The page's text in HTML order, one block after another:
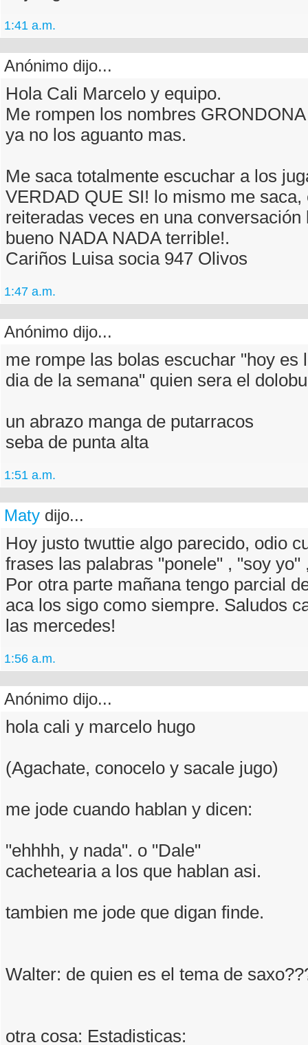
1:41 a.m.
Anónimo dijo...
Hola Cali Marcelo y equipo.
Me rompen los nombres
ya no los aguanto mas.
Me saca totalmente escuchar a los
VERDAD QUE SI! lo mismo me saca,
reiteradas veces en una conversación
bueno NADA NADA terrible!.
Cariños Luisa socia 947 Olivos
1:47 a.m.
Anónimo dijo...
me rompe las bolas escuchar "hoy es
dia de la semana" quien sera el
un abrazo manga de putarracos
seba de punta alta
1:51 a.m.
Maty dijo...
Hoy justo twuttie algo parecido, odio
frases las palabras "ponele" , "soy yo"
Por otra parte mañana tengo parcial
aca los sigo como siempre. Saludos
las mercedes!
1:56 a.m.
Anónimo dijo...
hola cali y marcelo hugo
(Agachate, conocelo y sacale jugo)
me jode cuando hablan y dicen:
"ehhhh, y nada". o "Dale"
cachetearia a los que hablan asi.
tambien me jode que digan finde.
Walter: de quien es el tema de
otra cosa: Estadisticas: